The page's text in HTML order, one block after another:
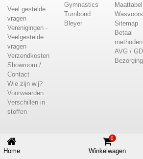
Home
0
Winkelwagen
Veel gestelde
vragen
Verenigingen -
Veelgestelde
vragen
Verzendkosten
Showroom /
Contact
Wie zijn wij?
Voorwaarden
Verschillen in
stoffen
Gymnastics
Turnbond
Bleyer
Maattabel
Sitemap
Betaal
methoden
AVG /
Bezorging